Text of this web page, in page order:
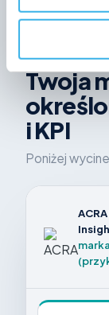
Twoja
i KPI
Poniżej